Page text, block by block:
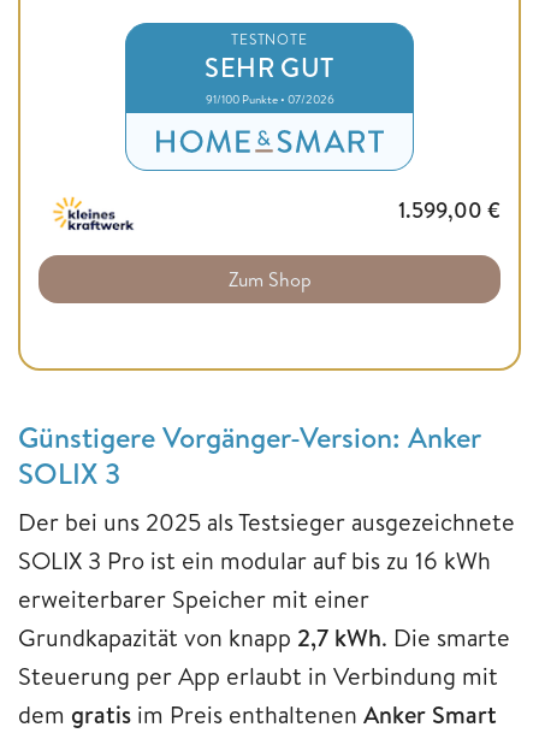
TESTNOTE
SEHR GUT
91/100 Punkte • 07/2026
1.599,00 €
Zum Shop
Günstigere Vorgänger-Version: Anker
SOLIX 3
Der bei uns 2025 als Testsieger ausgezeichnete
SOLIX 3 Pro ist ein modular auf bis zu 16 kWh
erweiterbarer Speicher mit einer
Grundkapazität von knapp 2,7 kWh. Die smarte
Steuerung per App erlaubt in Verbindung mit
dem gratis im Preis enthaltenen Anker Smart